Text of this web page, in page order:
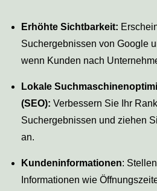
Erhöhte Sichtbarkeit:
Suchergebnissen von Google
wenn Kunden nach
Lokale
(SEO): Verbessern Sie Ihr
Suchergebnissen und ziehen
an.
Kundeninformationen:
Informationen wie